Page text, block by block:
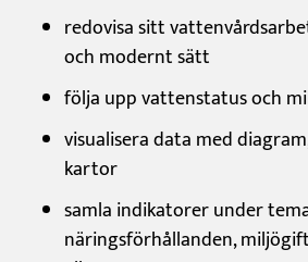
redovisa sitt
och modernt sätt
följa upp vattenstatus och
visualisera data med
kartor
samla indikatorer under
näringsförhållanden,